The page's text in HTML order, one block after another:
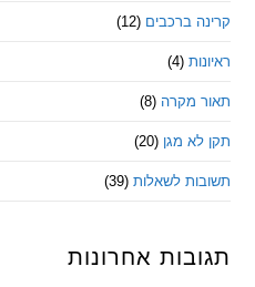
ברכבים (12)
(8)
מגן (20)
לשאלות (39)
אחרונות